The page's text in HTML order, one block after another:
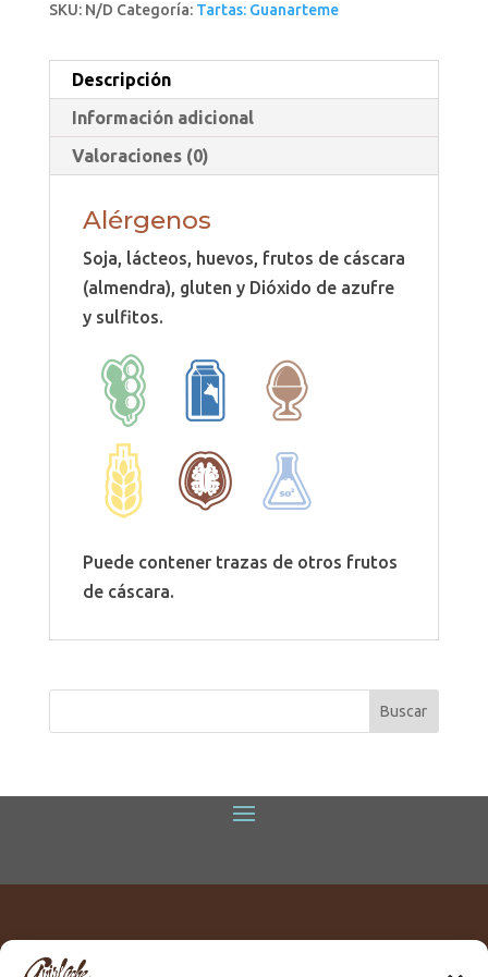
SKU: N/D Categoría: Tartas: Guanarteme
Descripción
Información adicional
Valoraciones (0)
Alérgenos
Soja, lácteos, huevos, frutos de cáscara
(almendra), gluten y Dióxido de azufre
y sulfitos.
Puede contener trazas de otros frutos
de cáscara.